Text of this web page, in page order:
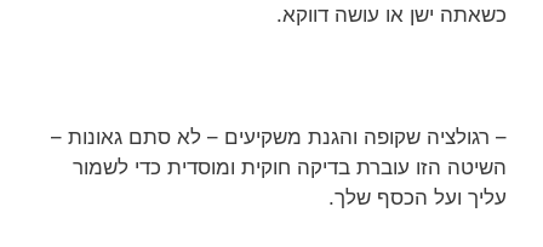
כשאתה ישן או עושה דווקא.
– רגולציה שקופה והגנת משקיעים – לא סתם גאונות –
השיטה הזו עוברת בדיקה חוקית ומוסדית כדי לשמור
עליך ועל הכסף שלך.